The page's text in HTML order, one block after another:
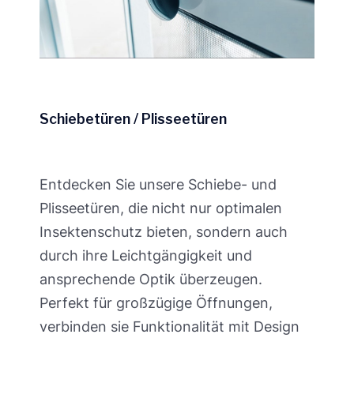
Schiebetüren / Plisseetüren
Entdecken Sie unsere Schiebe- und
Plisseetüren, die nicht nur optimalen
Insektenschutz bieten, sondern auch
durch ihre Leichtgängigkeit und
ansprechende Optik überzeugen.
Perfekt für großzügige Öffnungen,
verbinden sie Funktionalität mit Design